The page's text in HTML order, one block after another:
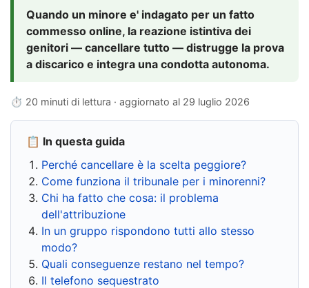
Quando un minore e' indagato per un fatto
commesso online, la reazione istintiva dei
genitori — cancellare tutto — distrugge la prova
a discarico e integra una condotta autonoma.
⏱ 20 minuti di lettura · aggiornato al 29 luglio 2026
📋 In questa guida
Perché cancellare è la scelta peggiore?
Come funziona il tribunale per i minorenni?
Chi ha fatto che cosa: il problema
dell'attribuzione
In un gruppo rispondono tutti allo stesso
modo?
Quali conseguenze restano nel tempo?
Il telefono sequestrato